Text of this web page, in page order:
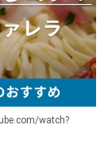
watch?